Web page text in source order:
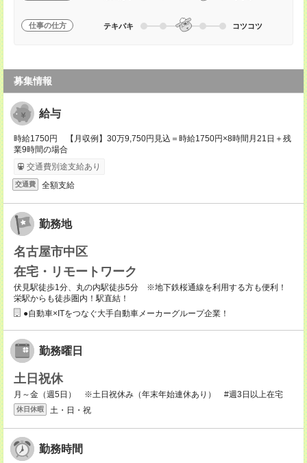
仕事の仕方 テキパキ コツコツ
募集情報
給与
時給1750円 【月収例】30万9,750円見込＝時給1750円×8時間月21日＋残
業9時間の場合
交通費別途支給あり
交通費 全額支給
勤務地
名古屋市中区
在宅・リモートワーク
伏見駅徒歩1分、丸の内駅徒歩5分 ※地下鉄桜通線を利用する方も便利！
栄駅からも徒歩圏内！駅直結！
●自動車×ITをつなぐ大手自動車メーカーグループ企業！
勤務曜日
土日祝休
月～金（週5日） ※土日祝休み（年末年始連休あり） #週3日以上在宅
休日休暇 土・日・祝
勤務時間